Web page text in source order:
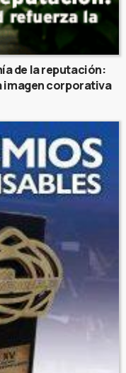
de la reputación:
imagen corporativa